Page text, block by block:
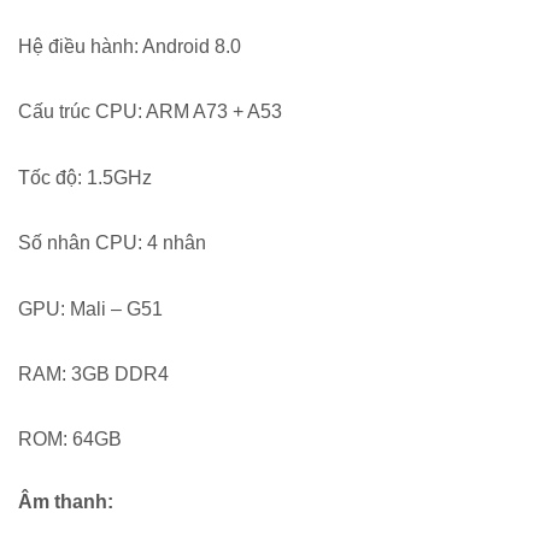
Hệ điều hành: Android 8.0
Cấu trúc CPU: ARM A73 + A53
Tốc độ: 1.5GHz
Số nhân CPU: 4 nhân
GPU: Mali – G51
RAM: 3GB DDR4
ROM: 64GB
Âm thanh: